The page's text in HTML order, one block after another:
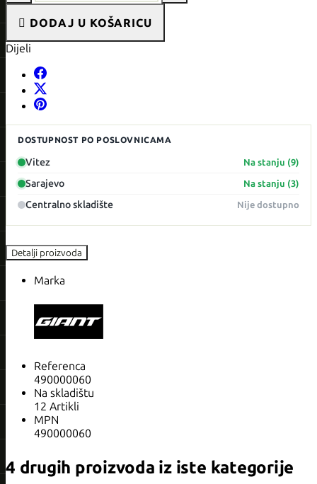
 DODAJ U KOŠARICU
Dijeli
DOSTUPNOST PO POSLOVNICAMA
Vitez Na stanju (9)
Sarajevo Na stanju (3)
Centralno skladište Nije dostupno
Detalji proizvoda
Marka
Referenca
490000060
Na skladištu
12 Artikli
MPN
490000060
4 drugih proizvoda iz iste kategorije